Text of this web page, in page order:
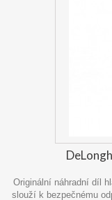
Originální náhradní díl
slouží k bezpečnému